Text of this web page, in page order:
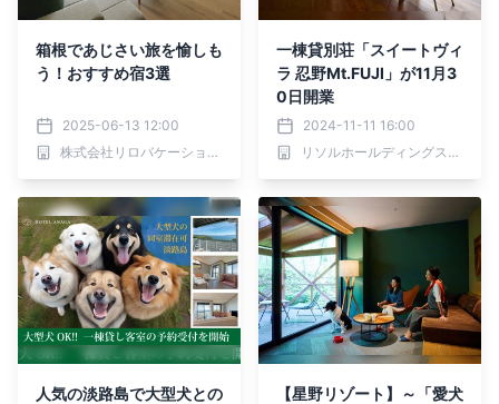
箱根であじさい旅を愉しも
う！おすすめ宿3選
2025-06-13 12:00
株式会社リロバケーションズ
一棟貸別荘「スイートヴィ
ラ 忍野Mt.FUJI」が11月3
0日開業
2024-11-11 16:00
リソルホールディングス株式会社
人気の淡路島で大型犬との
【星野リゾート】～「愛犬